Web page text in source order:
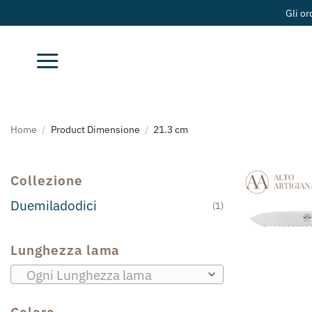
ai
contenuti
Gli
Home / Product Dimensione / 21.3 cm
Collezione
Duemiladodici
(1)
Lunghezza lama
Ogni Lunghezza lama